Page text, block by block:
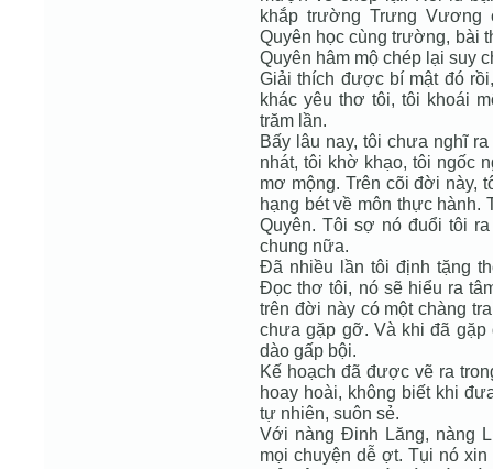
khắp trường Trưng
Quyên học cùng trường, bài
Quyên hâm mộ chép lại suy
Giải thích được bí mật đó
khác yêu thơ tôi, tôi khoái
trăm lần.
Bấy lâu nay, tôi chưa nghĩ
nhát, tôi khờ khạo, tôi ngốc
mơ mộng. Trên cõi đời này,
hạng bét về môn thực
Quyên. Tôi sợ nó đuổi tôi
chung nữa.
Đã nhiều lần tôi định tặng
Đọc thơ tôi, nó sẽ hiểu ra
trên đời này có một chàng
chưa gặp gỡ. Và khi đã gặp
dào gấp bội.
Kế hoạch đã được vẽ ra
hoay hoài, không biết khi
tự nhiên, suôn sẻ.
Với nàng Đinh Lăng, nàng
mọi chuyện dễ ợt. Tụi nó